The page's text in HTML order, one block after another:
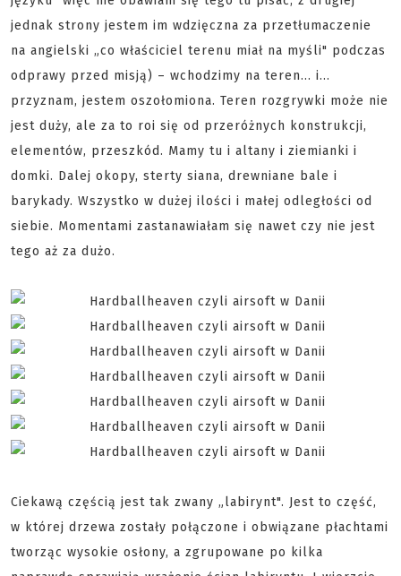
jednak strony jestem im wdzięczna za przetłumaczenie
na angielski „co właściciel terenu miał na myśli" podczas
odprawy przed misją) – wchodzimy na teren... i...
przyznam, jestem oszołomiona. Teren rozgrywki może nie
jest duży, ale za to roi się od przeróżnych konstrukcji,
elementów, przeszkód. Mamy tu i altany i ziemianki i
domki. Dalej okopy, sterty siana, drewniane bale i
barykady. Wszystko w dużej ilości i małej odległości od
siebie. Momentami zastanawiałam się nawet czy nie jest
tego aż za dużo.
Ciekawą częścią jest tak zwany „labirynt". Jest to część,
w której drzewa zostały połączone i obwiązane płachtami
tworząc wysokie osłony, a zgrupowane po kilka